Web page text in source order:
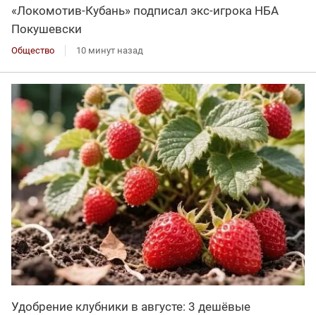
«Локомотив-Кубань» подписал экс-игрока НБА
Покушевски
Общество 10 минут назад
Удобрение клубники в августе: 3 дешёвые